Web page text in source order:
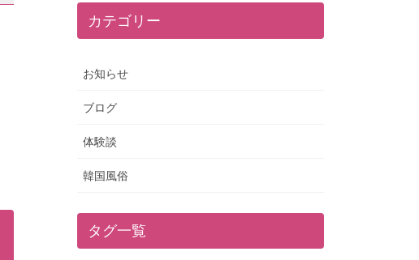
カテゴリー
お知らせ
ブログ
体験談
韓国風俗
タグ一覧